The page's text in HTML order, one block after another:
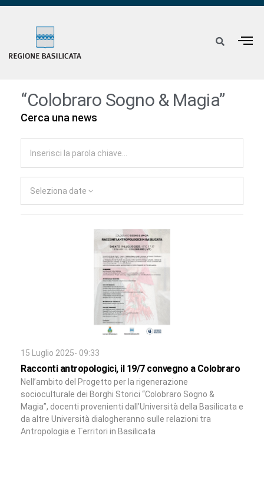
“Colobraro Sogno & Magia”
Cerca una news
Seleziona date
15 Luglio 2025- 09:33
Racconti antropologici, il 19/7 convegno a Colobraro
Nell’ambito del Progetto per la rigenerazione
socioculturale dei Borghi Storici “Colobraro Sogno &
Magia”, docenti provenienti dall’Università della Basilicata e
da altre Università dialogheranno sulle relazioni tra
Antropologia e Territori in Basilicata